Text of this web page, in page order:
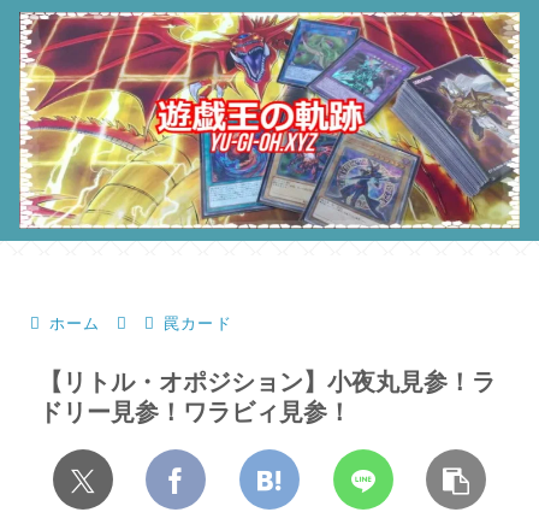
ホーム 罠カード
【リトル・オポジション】小夜丸見参！ラ
ドリー見参！ワラビィ見参！